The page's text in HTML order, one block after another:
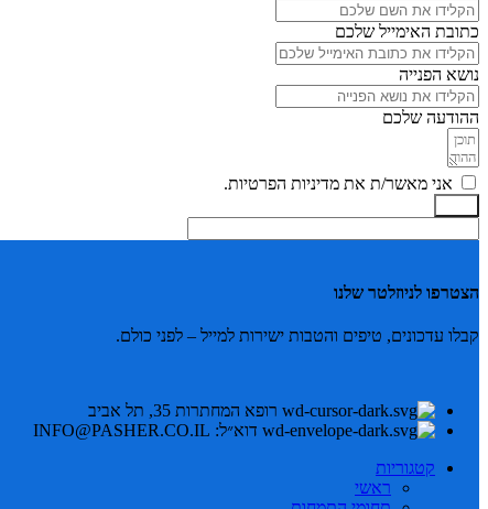
כתובת האימייל שלכם
נושא הפנייה
ההודעה שלכם
אני מאשר/ת את מדיניות הפרטיות.
הצטרפו לניוזלטר שלנו
קבלו עדכונים, טיפים והטבות ישירות למייל – לפני כולם.
רופא המחתרות 35, תל אביב
דוא״ל: INFO@PASHER.CO.IL
קטגוריות
ראשי